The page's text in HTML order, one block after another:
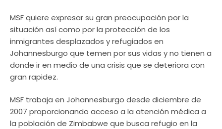
MSF quiere expresar su gran preocupación por la
situación así como por la protección de los
inmigrantes desplazados y refugiados en
Johannesburgo que temen por sus vidas y no tienen a
donde ir en medio de una crisis que se deteriora con
gran rapidez.
MSF trabaja en Johannesburgo desde diciembre de
2007 proporcionando acceso a la atención médica a
la población de Zimbabwe que busca refugio en la